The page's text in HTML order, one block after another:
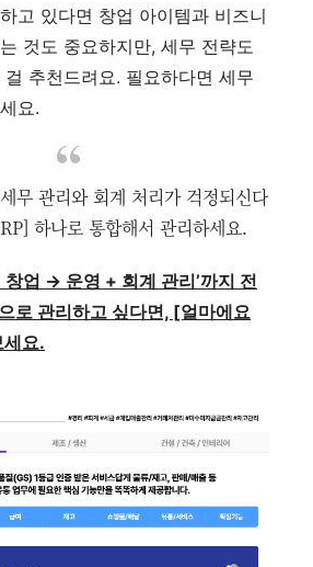
고 있다면 창업 아이템과 비즈니
것도 중요하지만, 세무 전략도
추천드려요. 필요하다면 세무
요.
무 관리와 회계 처리가 걱정되신다
하나로 통합해서 관리하세요.
창업 → 운영 + 회계 관리’까지 전
로 관리하고 싶다면, [얼마에요
세요.